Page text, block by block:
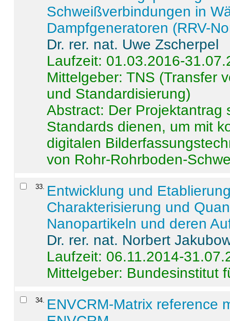
Schweißverbindungen in
Dampfgeneratoren (RRV-
Dr. rer. nat. Uwe Zscherpel
Laufzeit: 01.03.2016-
Mittelgeber: TNS (Transfer
und Standardisierung)
Abstract: Der Projektantrag
Standards dienen, um mit
digitalen
von Rohr-Rohrboden-
33. Entwicklung und
Charakterisierung und
Nanopartikeln und deren
Dr. rer. nat. Norbert
Laufzeit: 06.11.2014-
Mittelgeber: Bundesinstitut
34. ENVCRM-Matrix reference